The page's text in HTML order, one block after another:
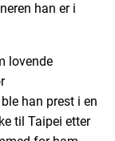
han er i
lovende
han prest i en
til Taipei etter